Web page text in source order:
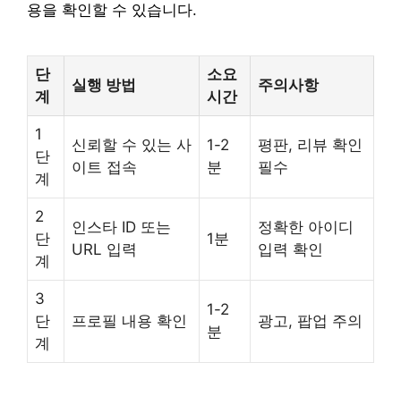
용을 확인할 수 있습니다.
단
계
실행 방법
소요
시간
주의사항
1
단
계
신뢰할 수 있는 사
이트 접속
1-2
분
평판, 리뷰 확인
필수
2
단
계
인스타 ID 또는
URL 입력
1분
정확한 아이디
입력 확인
3
단
계
프로필 내용 확인
1-2
분
광고, 팝업 주의